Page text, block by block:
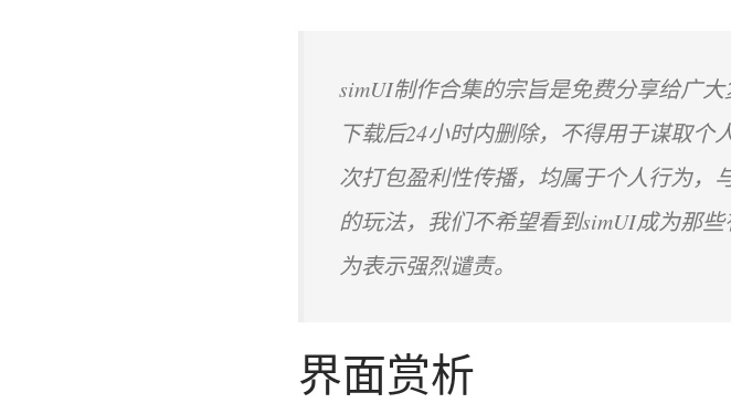
simUI制作合集的宗旨是免费分享给广
下载后24小时内删除，不得用于谋取
次打包盈利性传播，均属于个人行为，
的玩法，我们不希望看到simUI成为那
为表示强烈谴责。
界面赏析